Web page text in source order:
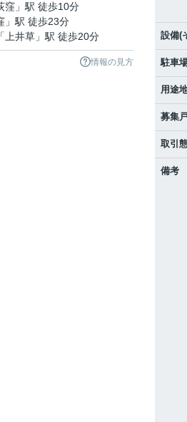
窪 」駅 徒歩10分
」駅 徒歩23分
「 上井草 」駅 徒歩20分
情報の見方
設備(
駐車
用途
募集
取引
備考